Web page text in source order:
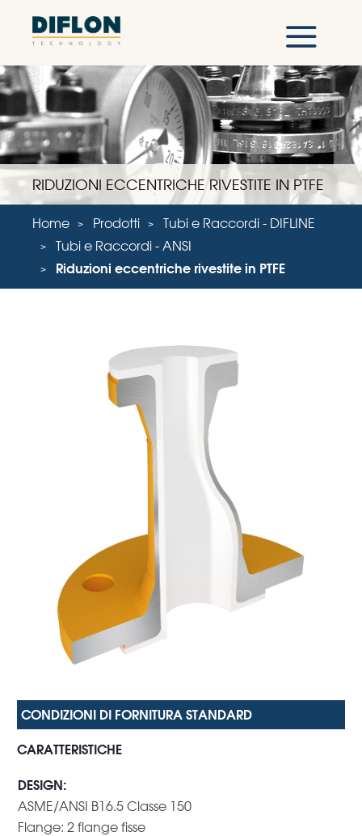
RIDUZIONI ECCENTRICHE RIVESTITE IN PTFE
Home Prodotti
Tubi e Raccordi - DIFLINE
Tubi e Raccordi - ANSI
Riduzioni eccentriche rivestite in PTFE
CARATTERISTICHE
DESIGN:
ASME/ANSI B16.5 Classe 150
Flange: 2 flange fisse